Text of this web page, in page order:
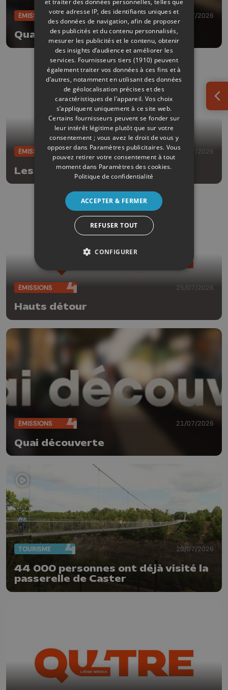
ÉMISSIONS 28/07/2026
Quai découverte
ÉMISSIONS 25/07/2026
Les escales de l'été
ÉMISSIONS 25/07/2026
Hauts détour
ÉMISSIONS 21/07/2026
Quai découverte
TOURISME 20/07/2026
44 000 personnes ont déjà visité la
passerelle de Caster
et traiter des données personnelles, telles que
votre adresse IP, des identifiants uniques et
des données de navigation, afin de proposer
des publicités et du contenu personnalisés,
mesurer les publicités et le contenu, obtenir
des insights d’audience et améliorer les
services. Fournisseurs tiers (1910) peuvent
également traiter vos données à ces fins et à
d’autres, notamment en utilisant des données
de géolocalisation précises et des
caractéristiques de l’appareil. Vos choix
s’appliquent uniquement à ce site web.
Certains fournisseurs peuvent se fonder sur
leur intérêt légitime plutôt que sur votre
consentement ; vous avez le droit de vous y
opposer dans Paramètres publicitaires. Vous
pouvez retirer votre consentement à tout
moment dans Paramètres des cookies.
Politique de confidentialité
ACCEPTER & FERMER
REFUSER TOUT
CONFIGURER